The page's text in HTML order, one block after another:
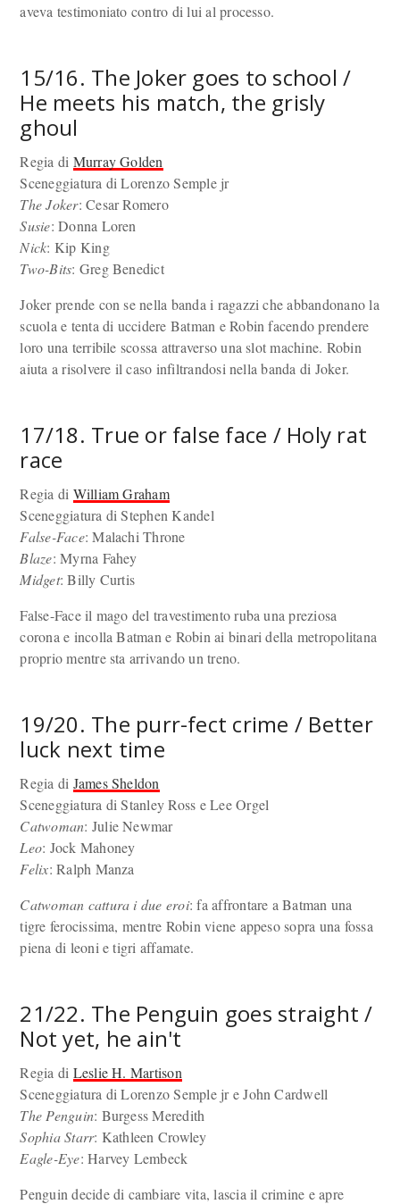
aveva testimoniato contro di lui al processo.
15/16. The Joker goes to school /
He meets his match, the grisly
ghoul
Regia di Murray Golden
Sceneggiatura di Lorenzo Semple jr
The Joker: Cesar Romero
Susie: Donna Loren
Nick: Kip King
Two-Bits: Greg Benedict
Joker prende con se nella banda i ragazzi che abbandonano la
scuola e tenta di uccidere Batman e Robin facendo prendere
loro una terribile scossa attraverso una slot machine. Robin
aiuta a risolvere il caso infiltrandosi nella banda di Joker.
17/18. True or false face / Holy rat
race
Regia di William Graham
Sceneggiatura di Stephen Kandel
False-Face: Malachi Throne
Blaze: Myrna Fahey
Midget: Billy Curtis
False-Face il mago del travestimento ruba una preziosa
corona e incolla Batman e Robin ai binari della metropolitana
proprio mentre sta arrivando un treno.
19/20. The purr-fect crime / Better
luck next time
Regia di James Sheldon
Sceneggiatura di Stanley Ross e Lee Orgel
Catwoman: Julie Newmar
Leo: Jock Mahoney
Felix: Ralph Manza
Catwoman cattura i due eroi: fa affrontare a Batman una
tigre ferocissima, mentre Robin viene appeso sopra una fossa
piena di leoni e tigri affamate.
21/22. The Penguin goes straight /
Not yet, he ain't
Regia di Leslie H. Martison
Sceneggiatura di Lorenzo Semple jr e John Cardwell
The Penguin: Burgess Meredith
Sophia Starr: Kathleen Crowley
Eagle-Eye: Harvey Lembeck
Penguin decide di cambiare vita, lascia il crimine e apre